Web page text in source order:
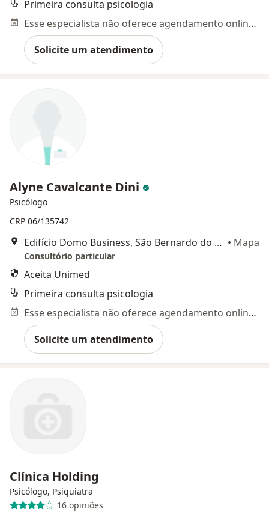
Primeira consulta psicologia
Esse especialista não oferece agendamento online para esse endereço.
Solicite um atendimento
Alyne Cavalcante Dini
Psicólogo
CRP 06/135742
Edifício Domo Business, São Bernardo do Campo • Mapa
Consultório particular
Aceita Unimed
Primeira consulta psicologia
Esse especialista não oferece agendamento online para esse endereço.
Solicite um atendimento
Clínica Holding
Psicólogo, Psiquiatra
16 opiniões